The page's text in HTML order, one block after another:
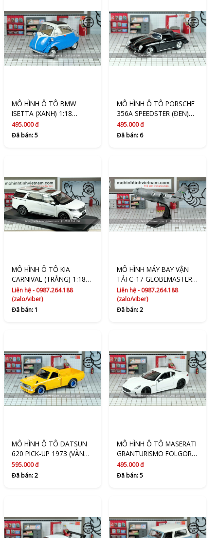
MÔ HÌNH Ô TÔ BMW
ISETTA (XANH) 1:18
WELLY
495.000 đ
Đã bán: 5
MÔ HÌNH Ô TÔ PORSCHE
356A SPEEDSTER (ĐEN)
1:24 WELLY
495.000 đ
Đã bán: 6
MÔ HÌNH Ô TÔ KIA
CARNIVAL (TRẮNG) 1:18
DEALER EDITION
Liên hệ - 0987.264.188
(zalo/viber)
Đã bán: 1
MÔ HÌNH MÁY BAY VẬN
TẢI C-17 GLOBEMASTER III
CỦA KHÔNG QUÂN HOA
KỲ (GHI) 1:200 AMER
Liên hệ - 0987.264.188
(zalo/viber)
Đã bán: 2
MÔ HÌNH Ô TÔ DATSUN
620 PICK-UP 1973 (VÀNG)
1:24 MAISTO
595.000 đ
Đã bán: 2
MÔ HÌNH Ô TÔ MASERATI
GRANTURISMO FOLGORE
2023 (TRẮNG) 1:24 WELLY
495.000 đ
Đã bán: 5